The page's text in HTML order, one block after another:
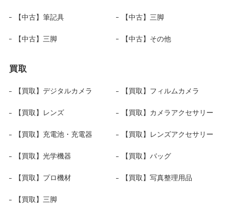
【中古】筆記具 【中古】三脚
【中古】三脚 【中古】その他
買取
【買取】デジタルカメラ 【買取】フィルムカメラ
【買取】レンズ 【買取】カメラアクセサリー
【買取】充電池・充電器 【買取】レンズアクセサリー
【買取】光学機器 【買取】バッグ
【買取】プロ機材 【買取】写真整理用品
【買取】三脚